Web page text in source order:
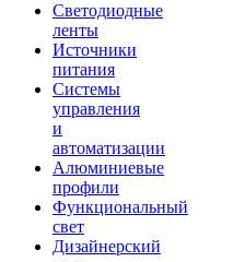
Светодиодные
ленты
Источники
питания
Системы
управления
и
автоматизации
Алюминиевые
профили
Функциональный
свет
Дизайнерский